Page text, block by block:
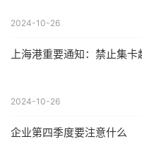
2024-10-26
上海港重要通知：禁止集卡
2024-10-26
企业第四季度要注意什么